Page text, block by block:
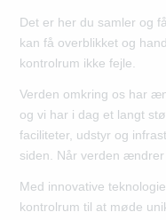
Det er her du samler og
kan få overblikket og
kontrolrum ikke fejle.
Verden omkring os har
og vi har i dag et langt
faciliteter, udstyr og
siden. Når verden ændrer
Med innovative
kontrolrum til at møde